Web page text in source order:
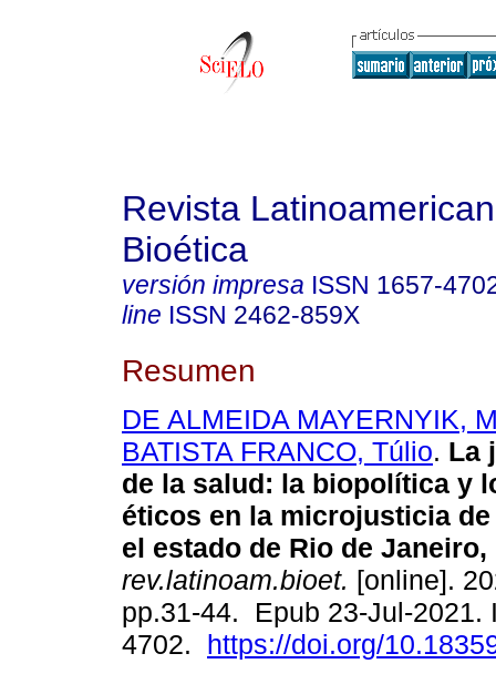
Revista
Bioética
versión impresa ISSN 1657-
line ISSN 2462-859X
Resumen
DE ALMEIDA MAYERNYIK,
BATISTA FRANCO, Túlio. La
de la salud: la biopolítica y
éticos en la microjusticia
el estado de Rio de
rev.latinoam.bioet. [online].
pp.31-44. Epub 23-Jul-2021.
4702. https://doi.org/